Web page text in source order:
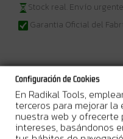
Stock real. Envío
Garantia Oficial del
Más Información
670 W • 550 mmCortasetos
doméstico
Configuración de Cookies
En Radikal Tools,
terceros para mejorar la
nuestra web y
intereses, basándonos